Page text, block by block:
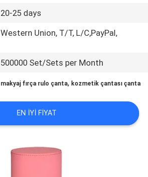
20-25 days
Western Union, T/T, L/C,PayPal,
500000 Set/Sets per Month
makyaj fırça rulo çanta, kozmetik çantası çanta
EN IYI FIYAT